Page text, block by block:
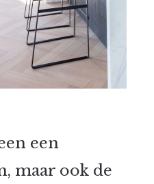
een
maar ook de